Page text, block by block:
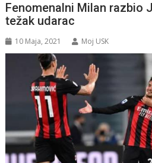
Fenomenalni Milan razbio
težak udarac
10 Maja, 2021 Moj USK